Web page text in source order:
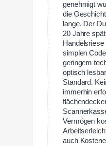
genehmigt
die
lange. Der
20 Jahre
simplen
geringem
optisch
Standard.
immerhin
Vermögen
auch